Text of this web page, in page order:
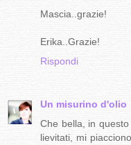
Mascia..grazie!
Erika..Grazie!
Rispondi
Un misurino d'olio
Che bella, in
lievitati, mi